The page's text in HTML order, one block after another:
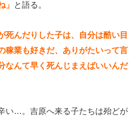
」 と語る。
死んだりした子は、自分は酷い目
稼業も好きだ、ありがたいって言
なんて早く死んじまえばいいんだ
い…。吉原へ来る子たちは殆どが